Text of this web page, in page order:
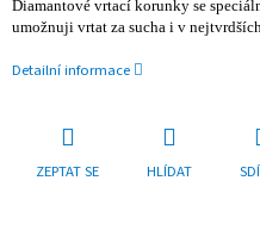
Diamantové vrtací korunky se
umožnuji vrtat za sucha i v
Detailní informace
ZEPTAT SE HLÍDAT